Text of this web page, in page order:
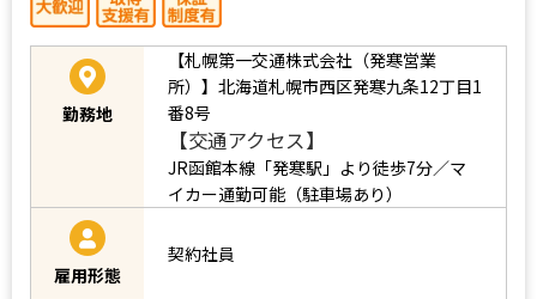
勤務地
【札幌第一交通株式会社（発寒営業
所）】北海道札幌市西区発寒九条12丁目1
番8号
【交通アクセス】
JR函館本線「発寒駅」より徒歩7分／マ
イカー通勤可能（駐車場あり）
雇用形態
契約社員